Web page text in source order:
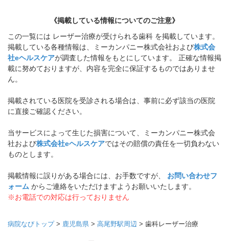
《掲載している情報についてのご注意》
この一覧には レーザー治療が受けられる歯科 を掲載しています。
掲載している各種情報は、ミーカンパニー株式会社および株式会
社eヘルスケアが調査した情報をもとにしています。 正確な情報掲
載に努めておりますが、内容を完全に保証するものではありませ
ん。
掲載されている医院を受診される場合は、事前に必ず該当の医院
に直接ご確認ください。
当サービスによって生じた損害について、ミーカンパニー株式会
社および株式会社eヘルスケアではその賠償の責任を一切負わない
ものとします。
掲載情報に誤りがある場合には、お手数ですが、 お問い合わせフ
ォーム からご連絡をいただけますようお願いいたします。
※お電話での対応は行っておりません
病院なびトップ> 鹿児島県 > 高尾野駅周辺 > 歯科レーザー治療